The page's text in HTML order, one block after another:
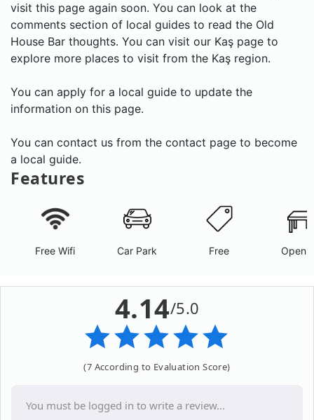
visit this page again soon. You can look at the
comments section of local guides to read the Old
House Bar thoughts. You can visit our Kaş page to
explore more places to visit from the Kaş region.
You can apply for a local guide to update the
information on this page.
You can contact us from the contact page to become
a local guide.
Features
Free Wifi Car Park Free Open
4.14/5.0
(7 According to Evaluation Score)